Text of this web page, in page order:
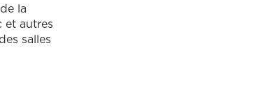
la
et autres
salles